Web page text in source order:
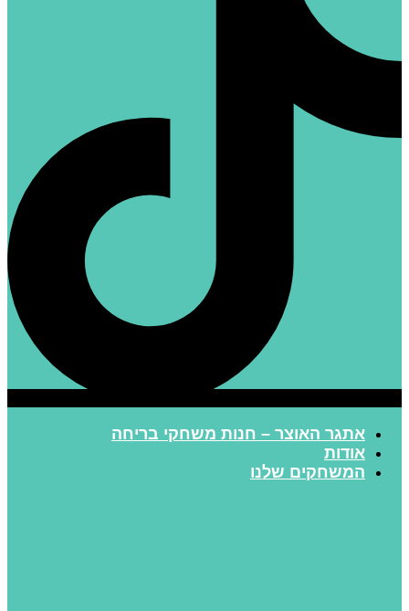
אתגר האוצר – חנות משחקי בריחה
אודות
המשחקים שלנו